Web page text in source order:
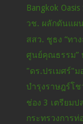
Bangkok
วช. ผลักดันแผ
สสว. ชูธง “ทา
ศูนย์คุณธรรม”
"ดร.ปรเมศร์"
บำรุงราษฎร์โ
ช่อง 3 เตรียม
กระทรวงการ